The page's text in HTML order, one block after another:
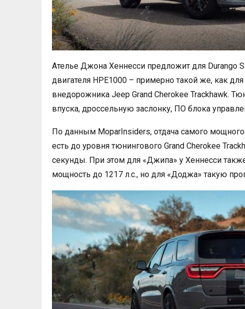
Ателье Джона Хеннесси предложит для Durango
двигателя HPE1000 – примерно такой же, как
внедорожника Jeep Grand Cherokee Trackhawk.
впуска, дроссельную заслонку, ПО блока
По данным MoparInsiders, отдача самого
есть до уровня тюнингового Grand Cherokee
секунды. При этом для «Джипа» у Хеннесси
мощность до 1217 л.с., но для «Доджа» такую